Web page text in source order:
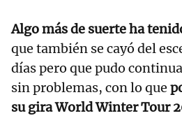
Algo más de suerte ha
que también se cayó del
días pero que pudo
sin problemas, con lo que
su gira World Winter Tour